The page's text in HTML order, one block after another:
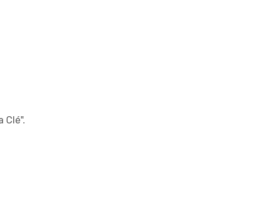
Clé".